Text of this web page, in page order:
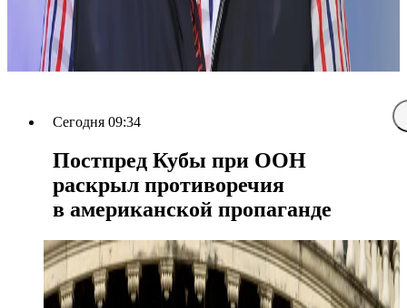
Сегодня 09:34
Постпред Кубы при ООН
раскрыл противоречия
в американской пропаганде